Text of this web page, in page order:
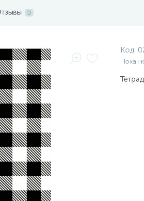
0
Код:
Пока